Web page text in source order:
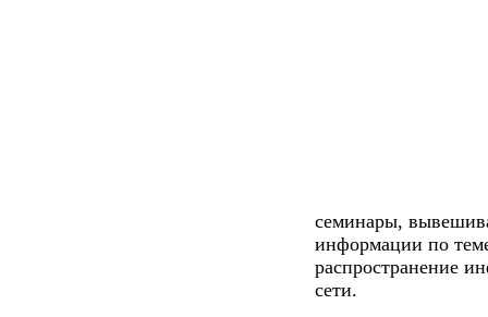
семинары,
информации по
распространение
сети.